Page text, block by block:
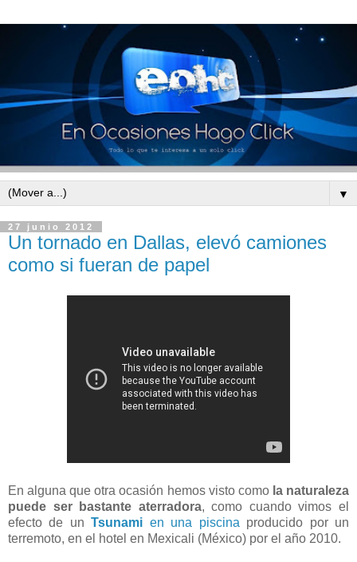
▼
27 junio 2012
Un tornado en Dallas, elevó camiones
como si fueran de papel
En alguna que otra ocasión hemos visto como la naturaleza
puede ser bastante aterradora, como cuando vimos el
efecto de unTsunami en una piscina producido por un
terremoto, en el hotel en Mexicali (México) por el año 2010.